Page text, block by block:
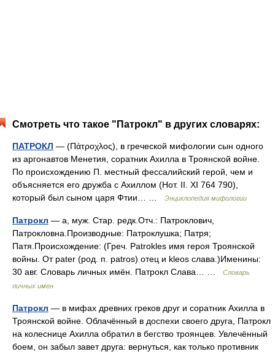
Смотреть что такое "Патрокл" в других словарях:
ПАТРОКЛ — (Πάτροχλος), в греческой мифологии сын одного
из аргонавтов Менетия, соратник Ахилла в Троянской войне.
По происхождению П. местный фессалийский герой, чем и
объясняется его дружба с Ахиллом (Нот. II. XI 764 790),
который был сыном царя Фтии… …
Энциклопедия мифологии
Патрокл — а, муж. Стар. редк.Отч.: Патроклович,
Патрокловна.Производные: Патроклушка; Патря;
Патя.Происхождение: (Греч. Patrokles имя героя Троянской
войны. От pater (род. п. patros) отец и kleos слава.)Именины:
30 авг. Словарь личных имён. Патрокл Слава… …
Словарь
личных имен
Патрокл — в мифах древних греков друг и соратник Ахилла в
Троянской войне. Облачённый в доспехи своего друга, Патрокл
на колеснице Ахилла обратил в бегство троянцев. Увлечённый
боем, он забыл завет друга: вернуться, как только противник